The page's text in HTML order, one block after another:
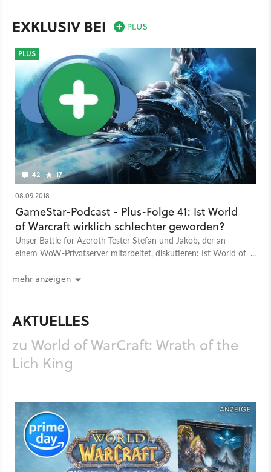
Level 55, spielt sich aber ansonsten nicht anders oder besser als
andere Klassen. Bekannte Warcraft-Charaktere, die in Instanzen
Malygos, Syndragosa, Kael'Thuzad.
Spiel PC Online-Rollenspiel Rollenspiel
Vivendi Games
Blizzard Entertainment
World of WarCraft: Wrath of the Lich King
EXKLUSIV BEI
42 17
PLUS
08.09.2018
GameStar-Podcast - Plus-Folge 41: Ist World
of Warcraft wirklich schlechter geworden?
Unser Battle for Azeroth-Tester Stefan und Jakob, der an
einem WoW-Privatserver mitarbeitet, diskutieren: Ist World of
gar besser?
mehr anzeigen
AKTUELLES
zu World of WarCraft: Wrath of the
Lich King